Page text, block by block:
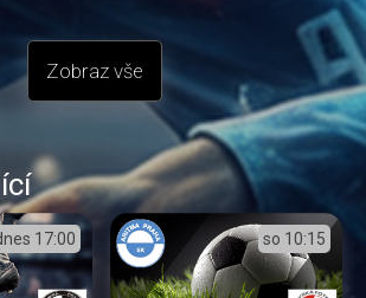
Zobraz vše
17:00 so 10:15